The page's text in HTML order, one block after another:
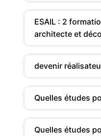
ESAIL : 2
architecte et
devenir
Quelles études
Quelles études